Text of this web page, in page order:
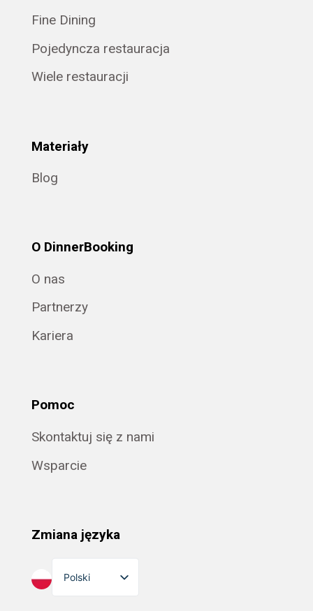
Fine Dining
Pojedyncza restauracja
Wiele restauracji
Materiały
Blog
O DinnerBooking
O nas
Partnerzy
Kariera
Pomoc
Skontaktuj się z nami
Wsparcie
Zmiana języka
Polski